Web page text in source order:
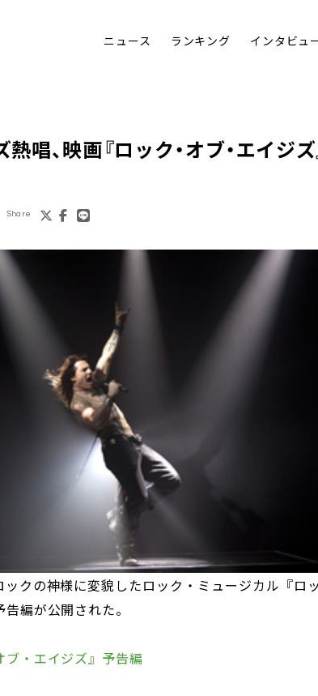
ニュース ランキング インタビュ
熱唱、映画『ロック・オブ・エイジズ
Share
ックの神様に変貌したロック・ミュージカル『ロ
編が公開された。
・エイジズ』予告編